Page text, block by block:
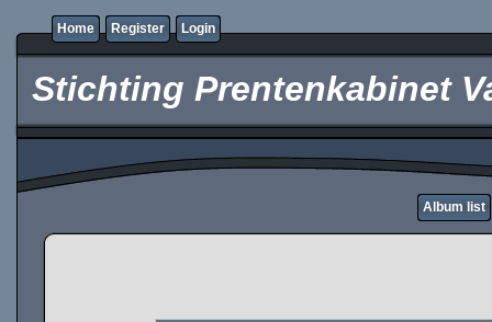
Home Register Login
Stichting Prentenkabinet
Album list